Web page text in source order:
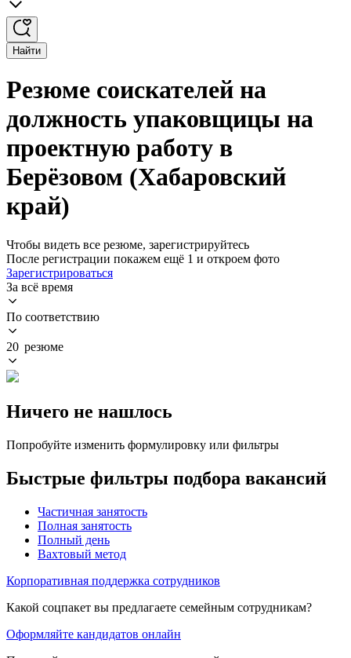
Найти
Резюме соискателей на
должность упаковщицы на
проектную работу в
Берёзовом (Хабаровский
край)
Чтобы видеть все резюме, зарегистрируйтесь
После регистрации покажем ещё 1 и откроем фото
Зарегистрироваться
За всё время
По соответствию
20 резюме
Ничего не нашлось
Попробуйте изменить формулировку или фильтры
Быстрые фильтры подбора вакансий
Частичная занятость
Полная занятость
Полный день
Вахтовый метод
Корпоративная поддержка сотрудников
Какой соцпакет вы предлагаете семейным сотрудникам?
Оформляйте кандидатов онлайн